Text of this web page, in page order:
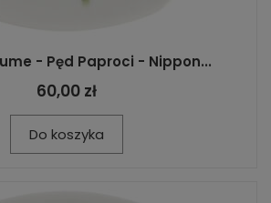
- Pęd Paproci - Nippon...
60,00 zł
Do koszyka